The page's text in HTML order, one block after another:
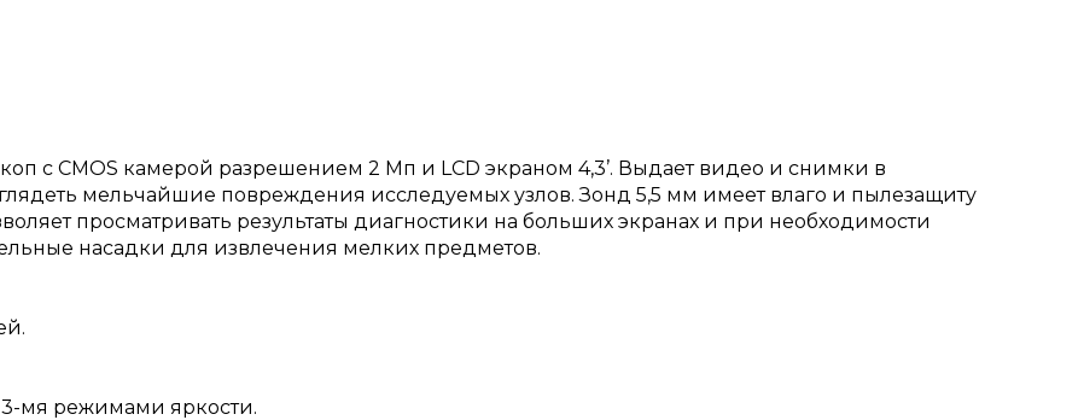
с CMOS камерой разрешением 2 Мп и LCD экраном 4,3’. Выдает видео и снимки в
мельчайшие повреждения исследуемых узлов. Зонд 5,5 мм имеет влаго и пылезащиту
просматривать результаты диагностики на больших экранах и при необходимости
насадки для извлечения мелких предметов.
3-мя режимами яркости.